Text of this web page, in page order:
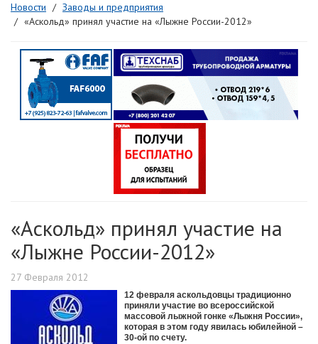
Новости
Заводы и предприятия
«Аскольд» принял участие на «Лыжне России-2012»
«Аскольд» принял участие на
«Лыжне России-2012»
27 Февраля 2012
12 февраля аскольдовцы традиционно
приняли участие во всероссийской
массовой лыжной гонке «Лыжня России»,
которая в этом году явилась юбилейной –
30-ой по счету.